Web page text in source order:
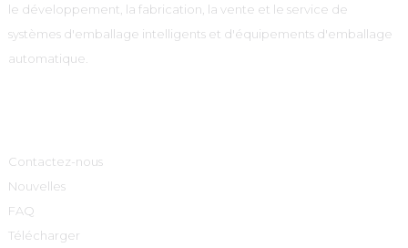
le développement, la fabrication, la vente et le service de
systèmes d'emballage intelligents et d'équipements d'emballage
automatique.
Contactez-nous
Nouvelles
FAQ
Télécharger